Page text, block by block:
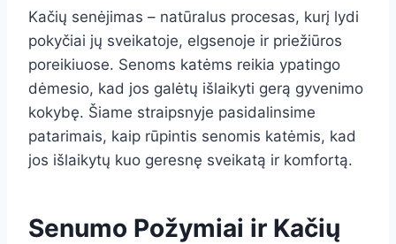
Kačių senėjimas – natūralus procesas, kurį lydi
pokyčiai jų sveikatoje, elgsenoje ir priežiūros
poreikiuose. Senoms katėms reikia ypatingo
dėmesio, kad jos galėtų išlaikyti gerą gyvenimo
kokybę. Šiame straipsnyje pasidalinsime
patarimais, kaip rūpintis senomis katėmis, kad
jos išlaikytų kuo geresnę sveikatą ir komfortą.
Senumo Požymiai ir Kačių